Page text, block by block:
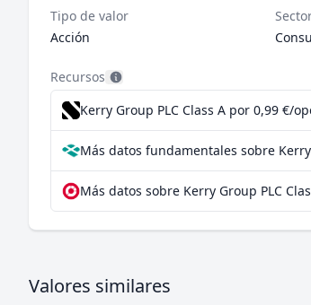
Tipo de valor
Acción
Recursos
Kerry Group PLC Class A por 0,99 €/
Más datos fundamentales sobre
Más datos sobre Kerry Group PLC
Valores similares